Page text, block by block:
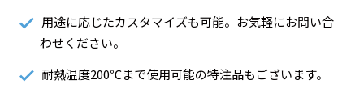
用途に応じたカスタマイズも可能。お気軽にお問い合
わせください。
耐熱温度200℃まで使用可能の特注品もございます。